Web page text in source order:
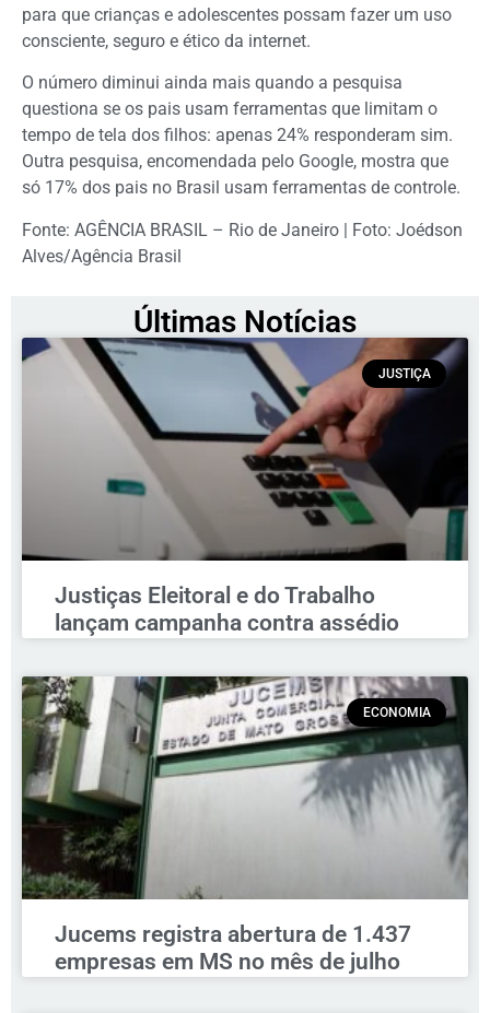
para que crianças e adolescentes possam fazer um uso
consciente, seguro e ético da internet.
O número diminui ainda mais quando a pesquisa
questiona se os pais usam ferramentas que limitam o
tempo de tela dos filhos: apenas 24% responderam sim.
Outra pesquisa, encomendada pelo Google, mostra que
só 17% dos pais no Brasil usam ferramentas de controle.
Fonte: AGÊNCIA BRASIL – Rio de Janeiro | Foto: Joédson
Alves/Agência Brasil
Últimas Notícias
JUSTIÇA
Justiças Eleitoral e do Trabalho
lançam campanha contra assédio
ECONOMIA
Jucems registra abertura de 1.437
empresas em MS no mês de julho